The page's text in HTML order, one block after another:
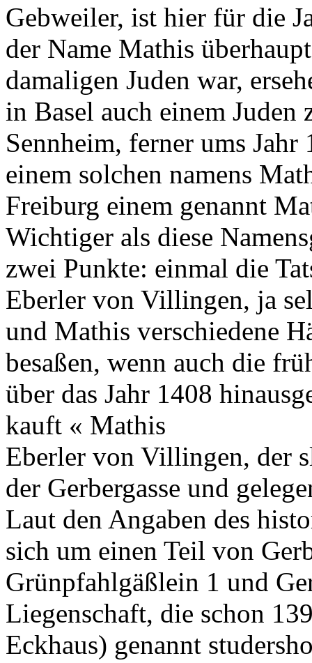
Gebweiler, ist hier für die
der Name Mathis
damaligen Juden war,
in Basel auch einem
Sennheim, ferner ums Jahr
einem solchen namens
Freiburg einem genannt
Wichtiger als diese
zwei Punkte: einmal die
Eberler von Villingen, ja
und Mathis verschiedene
besaßen, wenn auch die
über das Jahr 1408
kauft « Mathis
Eberler von Villingen, der
der Gerbergasse und
Laut den Angaben des
sich um einen Teil von
Grünpfahlgäßlein 1 und
Liegenschaft, die schon
Eckhaus) genannt